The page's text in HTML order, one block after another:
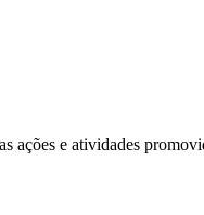
ações e atividades